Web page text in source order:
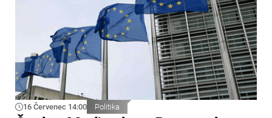
16 Červenec 14:00 Politika